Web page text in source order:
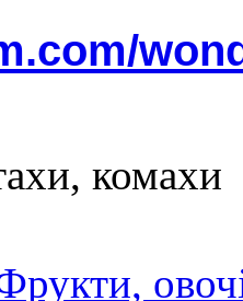
комахи